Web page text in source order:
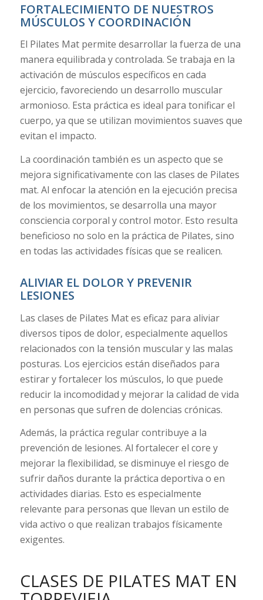
FORTALECIMIENTO DE NUESTROS
MÚSCULOS Y COORDINACIÓN
El Pilates Mat permite desarrollar la fuerza de una
manera equilibrada y controlada. Se trabaja en la
activación de músculos específicos en cada
ejercicio, favoreciendo un desarrollo muscular
armonioso. Esta práctica es ideal para tonificar el
cuerpo, ya que se utilizan movimientos suaves que
evitan el impacto.
La coordinación también es un aspecto que se
mejora significativamente con las clases de Pilates
mat. Al enfocar la atención en la ejecución precisa
de los movimientos, se desarrolla una mayor
consciencia corporal y control motor. Esto resulta
beneficioso no solo en la práctica de Pilates, sino
en todas las actividades físicas que se realicen.
ALIVIAR EL DOLOR Y PREVENIR
LESIONES
Las clases de Pilates Mat es eficaz para aliviar
diversos tipos de dolor, especialmente aquellos
relacionados con la tensión muscular y las malas
posturas. Los ejercicios están diseñados para
estirar y fortalecer los músculos, lo que puede
reducir la incomodidad y mejorar la calidad de vida
en personas que sufren de dolencias crónicas.
Además, la práctica regular contribuye a la
prevención de lesiones. Al fortalecer el core y
mejorar la flexibilidad, se disminuye el riesgo de
sufrir daños durante la práctica deportiva o en
actividades diarias. Esto es especialmente
relevante para personas que llevan un estilo de
vida activo o que realizan trabajos físicamente
exigentes.
CLASES DE PILATES MAT EN